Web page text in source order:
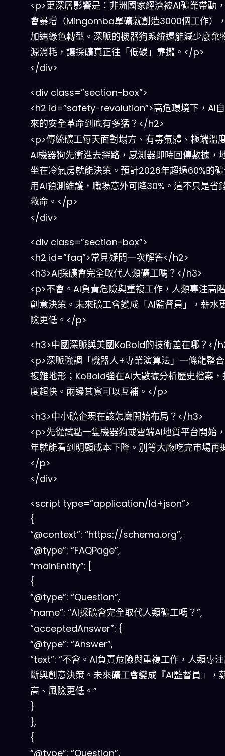
<p>更深層影響是：非洲國家經濟被AI礦業帶動
會暴增（Mingomba單礦就創造3000個工作）
加速綠色轉型。深脈的機器狗系統還能減少廢棄
源消耗，讓採礦真正往「低碳」靠攏。</p>
</div>
<div class=”section-box”>
<h2 id=”safety-revolution”>高危環境下，AI
來的安全革命到底有多猛？</h2>
<p>傳統礦工每天面對塌方、有毒氣體、極端溫
AI機器狗先衝進去探路，感測器即時回傳數據，
坐在冷氣房就能決策。預計2026年超過60%的
用AI預測維護，職場意外可降30%。這不只是省
救命。</p>
</div>
<div class=”section-box”>
<h2 id=”faq”>常見疑問一次解答</h2>
<h3>AI採礦會完全取代人類礦工嗎？</h3>
<p>不會。AI負責危險與重複工作，人類專注高
創意決策。未來礦工會變成「AI監督員」，薪水
險更低。</p>
<h3>中國深脈與美國KoBold的技術差在哪？</
<p>深脈強調「機器人+專業演算法」一條龍整
複雜地形；KoBold強在AI大數據分析歷史檔案
度超快。兩邊其實可以互補。</p>
<h3>中小礦企現在該怎麼開始布局？</h3>
<p>先從試點一隻機器狗或雲端AI地質平台開始
年就能看到明顯成本下降。別等大廠吃完市場再
</p>
</div>
<script type=”application/ld+json”>
{
“@context”: “https://schema.org”,
“@type”: “FAQPage”,
“mainEntity”: [
{
“@type”: “Question”,
“name”: “AI採礦會完全取代人類礦工嗎？”,
“acceptedAnswer”: {
“@type”: “Answer”,
“text”: “不會。AI負責危險與重複工作，人類專
斷與創意決策。未來礦工會變成『AI監督員』，
高、風險更低。”
}
},
{
“@type”: “Question”,